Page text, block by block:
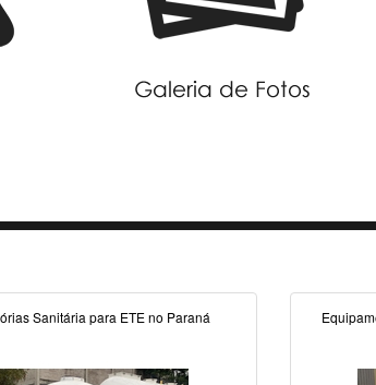
Sanitária para ETE no Paraná